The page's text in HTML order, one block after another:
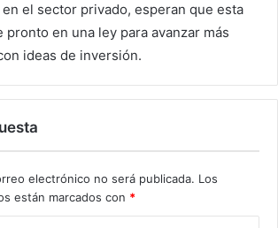
en el sector privado, esperan que esta
en una ley para avanzar más
ideas de inversión.
electrónico no será publicada. Los
están marcados con *